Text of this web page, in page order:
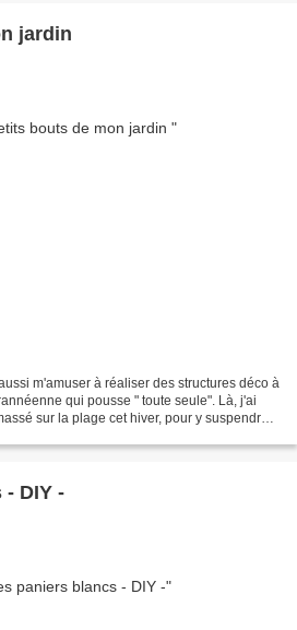
jardin
m'amuser à réaliser des structures déco à
qui pousse " toute seule". Là, j'ai
sur la plage cet hiver, pour y suspendre
DIY -